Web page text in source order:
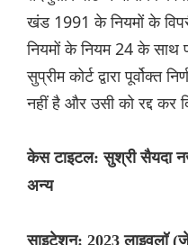
खंड 1991 के नियमों के
नियमों के नियम 24 के साथ
सुप्रीम कोर्ट द्वारा पूर्वोक्त
नहीं है और उसी को रद्द कर
केस टाइटल: सुश्री सैयदा
अन्य
साइटेशन: 2023 लाइवलॉ